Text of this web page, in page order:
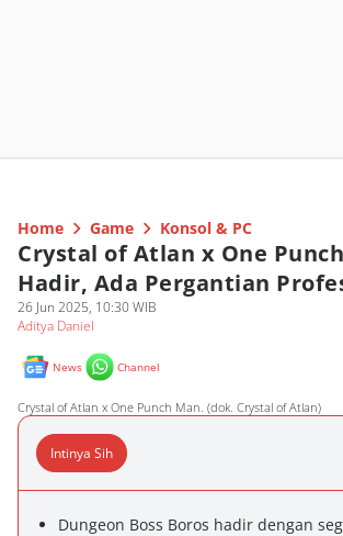
Home Game Konsol & PC
Crystal of Atlan x One
Hadir, Ada Pergantian
26 Jun 2025, 10:30 WIB
Aditya Daniel
News Channel
Crystal of Atlan x One Punch Man. (dok. Crystal of Atlan)
Intinya Sih
Dungeon Boss Boros hadir dengan